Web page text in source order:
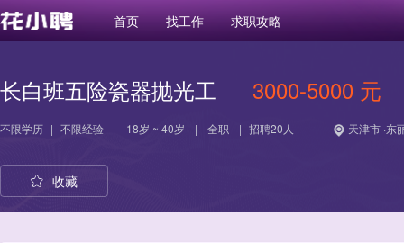
首页 找工作 求职攻略
长白班五险瓷器抛光工 3000-5000 元
不限学历 | 不限经验 | 18岁 ~ 40岁 | 全职 | 招聘20人 天津市 ·东
收藏